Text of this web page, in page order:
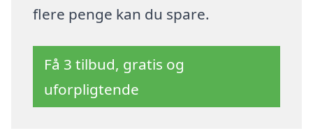
flere penge kan du spare.
Få 3 tilbud, gratis og
uforpligtende